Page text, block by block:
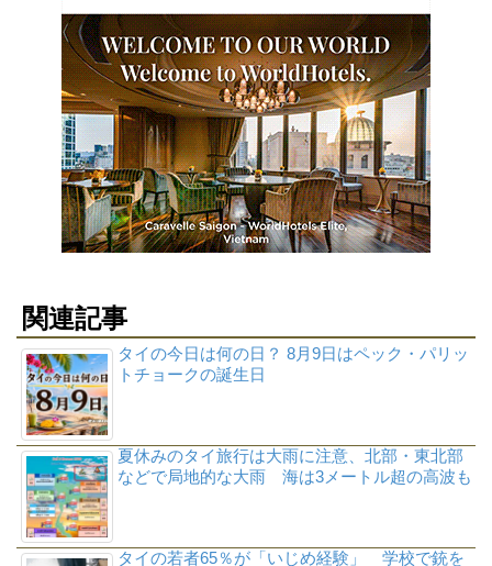
関連記事
タイの今日は何の日？ 8月9日はペック・パリッ
トチョークの誕生日
夏休みのタイ旅行は大雨に注意、北部・東北部
などで局地的な大雨 海は3メートル超の高波も
タイの若者65％が「いじめ経験」 学校で銃を